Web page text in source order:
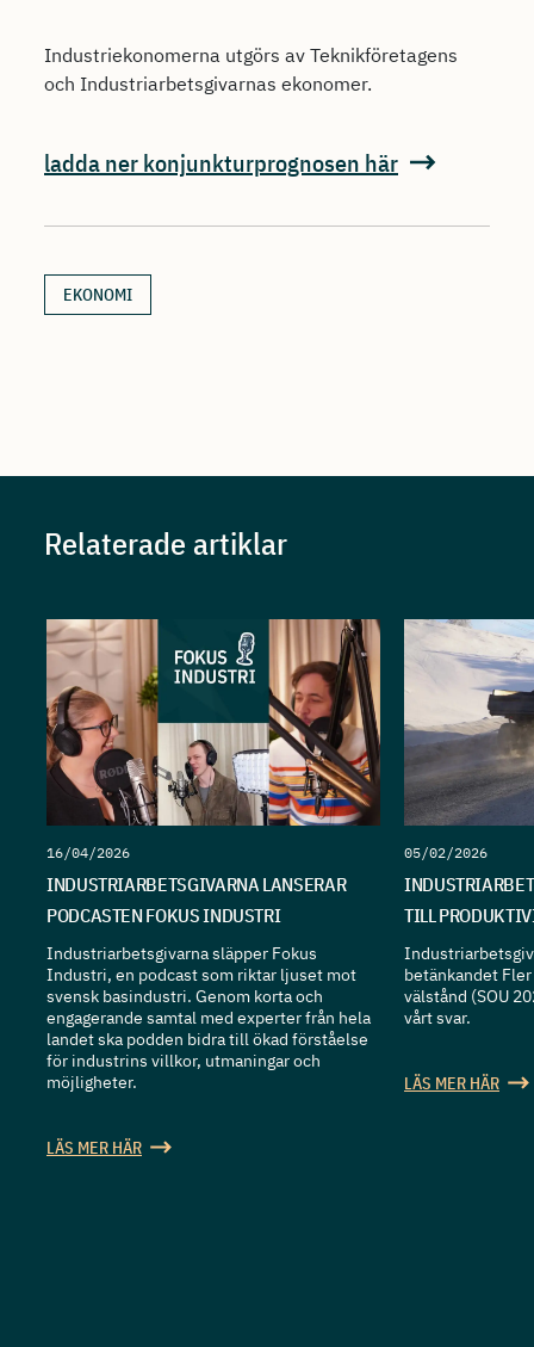
Industriekonomerna utgörs av Teknikföretagens
och Industriarbetsgivarnas ekonomer.
ladda ner konjunkturprognosen här
EKONOMI
Relaterade artiklar
16/04/2026
INDUSTRIARBETSGIVARNA LANSERAR
PODCASTEN FOKUS INDUSTRI
Industriarbetsgivarna släpper Fokus
Industri, en podcast som riktar ljuset mot
svensk basindustri. Genom korta och
engagerande samtal med experter från hela
landet ska podden bidra till ökad förståelse
för industrins villkor, utmaningar och
möjligheter.
LÄS MER HÄR
05/02/2026
TILL
betänkandet
välstånd (SOU
vårt svar.
LÄS MER HÄR